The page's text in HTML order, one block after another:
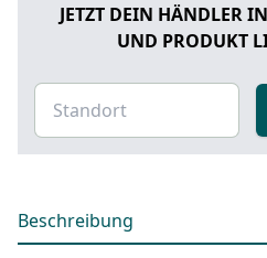
JETZT DEIN HÄNDLER
UND PRODUKT
Beschreibung